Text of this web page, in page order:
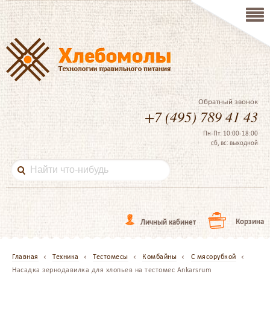
Обратный звонок
+7 (495) 789 41 43
Пн-Пт: 10:00-18:00
сб, вс: выходной
Личный кабинет Корзина
Главная Техника Тестомесы Комбайны
С мясорубкой
Насадка зернодавилка для хлопьев на тестомес Ankarsrum